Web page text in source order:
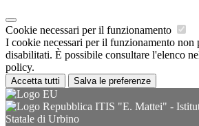
Cookie necessari per il funzionamento
I cookie necessari per il funzionamento non
disabilitati. È possibile consultare l'elenco
policy.
Accetta tutti Salva le preferenze
ITIS "E. Mattei" -
Statale di Urbino